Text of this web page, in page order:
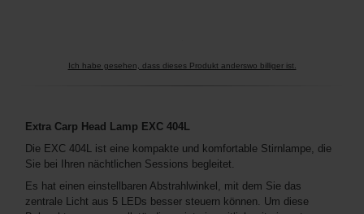
Ich habe gesehen, dass dieses Produkt anderswo billiger ist.
Extra Carp Head Lamp EXC 404L
Die EXC 404L ist eine kompakte und komfortable Stirnlampe, die
Sie bei Ihren nächtlichen Sessions begleitet.
Es hat einen einstellbaren Abstrahlwinkel, mit dem Sie das
zentrale Licht aus 5 LEDs besser steuern können. Um diese